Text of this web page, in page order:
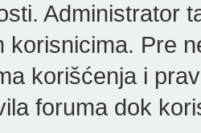
Administrator
korisnicima. Pre
korišćenja i
foruma dok